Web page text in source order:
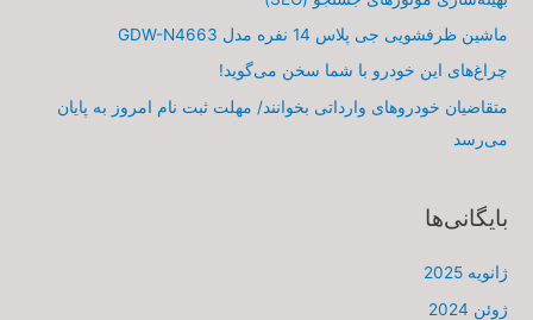
ماشین ظرفشویی جی پلاس 14 نفره مدل GDW-N4663
چراغ‌های این خودرو با شما سخن می‌گوید!
متقاضیان خودروهای وارداتی بخوانند/ مهلت ثبت نام امروز به پایان
می‌رسد
بایگانی‌ها
ژانویه 2025
ژوئن 2024